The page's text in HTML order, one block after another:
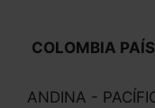
COLOMBIA
ANDINA -